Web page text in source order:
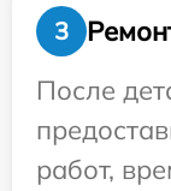
3
После
работ,